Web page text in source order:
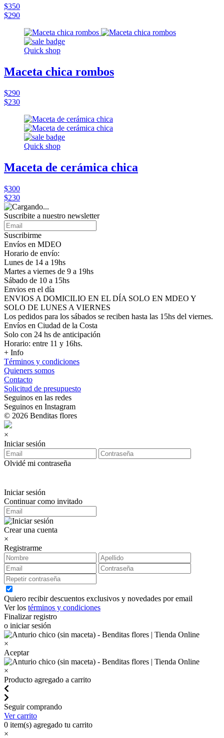
$350
$290
Quick shop
Maceta chica rombos
$290
$230
Quick shop
Maceta de cerámica chica
$300
$230
Suscribite a nuestro newsletter
Suscribirme
Envíos en MDEO
Horario de envío:
Lunes de 14 a 19hs
Martes a viernes de 9 a 19hs
Sábado de 10 a 15hs
Envios en el día
ENVIOS A DOMICILIO EN EL DÍA SOLO EN MDEO Y
SOLO DE LUNES A VIERNES
Los pedidos para los sábados se reciben hasta las 15hs del viernes.
Envíos en Ciudad de la Costa
Solo con 24 hs de anticipación
Horario: entre 11 y 16hs.
+ Info
Términos y condiciones
Quieners somos
Contacto
Solicitud de presupuesto
Seguinos en las redes
Seguinos en Instagram
© 2026 Benditas flores
×
Iniciar sesión
Olvidé mi contraseña
Iniciar sesión
Continuar como invitado
Crear una cuenta
×
Registrarme
Quiero recibir descuentos exclusivos y novedades por email
Ver los términos y condiciones
Finalizar registro
o iniciar sesión
×
Aceptar
×
Producto agregado a carrito
Seguir comprando
Ver carrito
0 item(s) agregado tu carrito
×